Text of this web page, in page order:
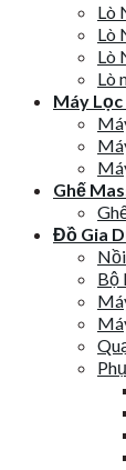
Lò
Lò
Lò
Lò
Máy
Ghế
Đồ Gia
Bộ